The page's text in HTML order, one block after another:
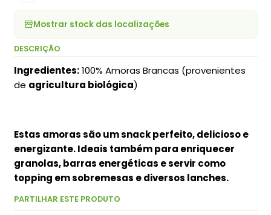
Mostrar stock das localizações
DESCRIÇÃO
Ingredientes:100% Amoras Brancas (provenientes
de agricultura biológica)
Estas amoras são um snack perfeito, delicioso e
energizante. Ideais também para enriquecer
granolas, barras energéticas e servir como
topping em sobremesas e diversos lanches.
PARTILHAR ESTE PRODUTO